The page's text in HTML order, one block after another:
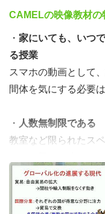
CAMELの映像教材の
・ 家にいても、いつ
る授業
スマホの動画として
間体を気にする必要
・ 人数無制限である
教室など限られたス
勉強へのモチベー
様々な分野で活躍さ